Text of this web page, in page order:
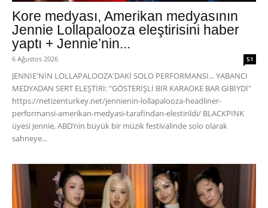
Kore medyası, Amerikan medyasının
Jennie Lollapalooza eleştirisini haber
yaptı + Jennie’nin...
6 Ağustos 2026 51
JENNIE'NİN LOLLAPALOOZA'DAKİ SOLO PERFORMANSI... YABANCI
MEDYADAN SERT ELEŞTİRİ: "GÖSTERİŞLİ BİR KARAOKE BAR GİBİYDİ"
https://netizenturkey.net/jennienin-lollapalooza-headliner-
performansi-amerikan-medyasi-tarafindan-elestirildi/ BLACKPINK
üyesi Jennie, ABD’nin büyük bir müzik festivalinde solo olarak
sahneye...